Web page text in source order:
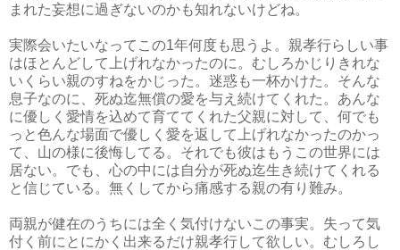
まれた妄想に過ぎないのかも知れないけどね。
実際会いたいなってこの1年何度も思うよ。親孝行らしい事
はほとんどして上げれなかったのに。むしろかじりきれな
いくらい親のすねをかじった。迷惑も一杯かけた。そんな
息子なのに、死ぬ迄無償の愛を与え続けてくれた。あんな
に優しく愛情を込めて育ててくれた父親に対して、何でも
っと色んな場面で優しく愛を返して上げれなかったのかっ
て、山の様に後悔してる。それでも彼はもうこの世界には
居ない。でも、心の中には自分が死ぬ迄生き続けてくれる
と信じている。無くしてから痛感する親の有り難み。
両親が健在のうちには全く気付けないこの事実。失って気
付く前にとにかく出来るだけ親孝行して欲しい。むしろし